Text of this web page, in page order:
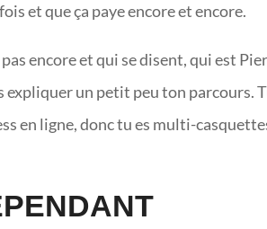
et que ça paye encore et encore.
encore et qui se disent, qui est
un petit peu ton parcours.
en ligne, donc tu es multi-